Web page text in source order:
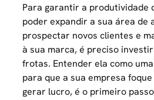
Para garantir a produtividade
poder expandir a sua área de
prospectar novos clientes e
à sua marca, é preciso
frotas. Entender ela como
para que a sua empresa
gerar lucro, é o primeiro